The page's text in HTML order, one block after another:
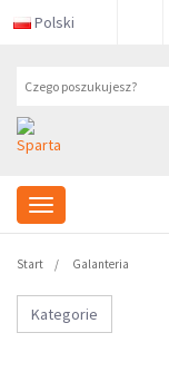
Polski
Start Galanteria
Kategorie